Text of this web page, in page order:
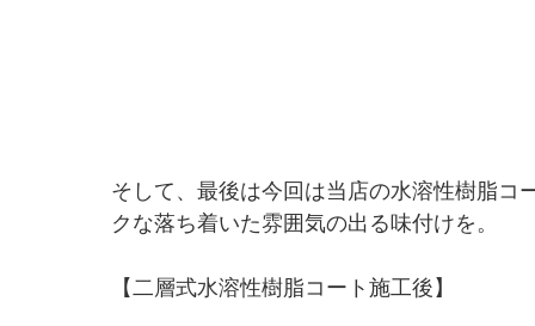
そして、最後は今回は当店の水溶性樹脂コ
クな落ち着いた雰囲気の出る味付けを。
【二層式水溶性樹脂コート施工後】